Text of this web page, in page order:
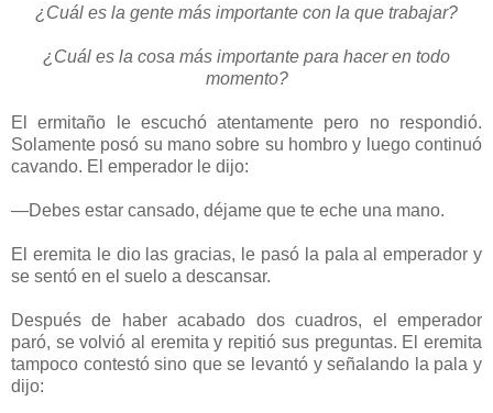
¿Cuál es la gente más importante con la que trabajar?
¿Cuál es la cosa más importante para hacer en todo
momento?
El ermitaño le escuchó atentamente pero no respondió.
Solamente posó su mano sobre su hombro y luego continuó
cavando. El emperador le dijo:
—Debes estar cansado, déjame que te eche una mano.
El eremita le dio las gracias, le pasó la pala al emperador y
se sentó en el suelo a descansar.
Después de haber acabado dos cuadros, el emperador
paró, se volvió al eremita y repitió sus preguntas. El eremita
tampoco contestó sino que se levantó y señalando la pala y
dijo: